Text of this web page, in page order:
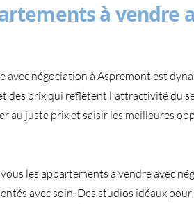
à vendre
avec négociation à Aspremont est
des prix qui reflètent l'attractivité du
au juste prix et saisir les meilleures
les appartements à vendre avec
avec soin. Des studios idéaux